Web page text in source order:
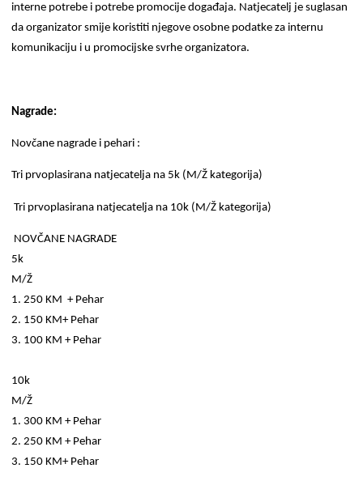
interne potrebe i potrebe promocije događaja. Natjecatelj je suglasan
da organizator smije koristiti njegove osobne podatke za internu
komunikaciju i u promocijske svrhe organizatora.
Nagrade:
Novčane nagrade i pehari :
Tri prvoplasirana natjecatelja na 5k (M/Ž kategorija)
Tri prvoplasirana natjecatelja na 10k (M/Ž kategorija)
NOVČANE NAGRADE
5k
M/Ž
1. 250 KM + Pehar
2. 150 KM+ Pehar
3. 100 KM + Pehar
10k
M/Ž
1. 300 KM + Pehar
2. 250 KM + Pehar
3. 150 KM+ Pehar